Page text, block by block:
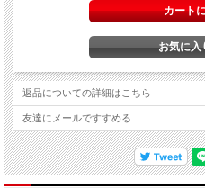
返品についての詳細はこちら
友達にメールですすめる